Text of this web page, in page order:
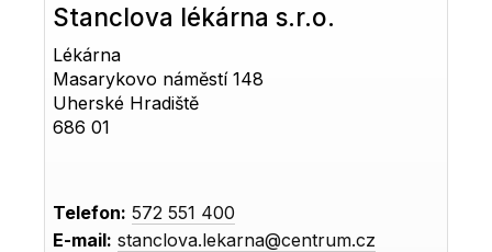
Stanclova lékárna s.r.o.
Lékárna
Masarykovo náměstí 148
Uherské Hradiště
686 01
Telefon: 572 551 400
E-mail: stanclova.lekarna@centrum.cz